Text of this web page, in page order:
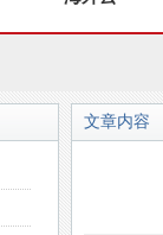
文章内容